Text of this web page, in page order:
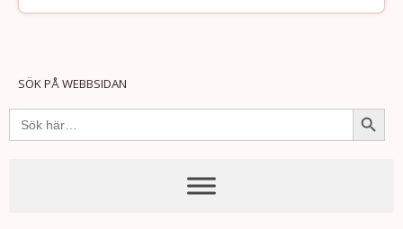
SÖK PÅ WEBBSIDAN
Sök
efter: